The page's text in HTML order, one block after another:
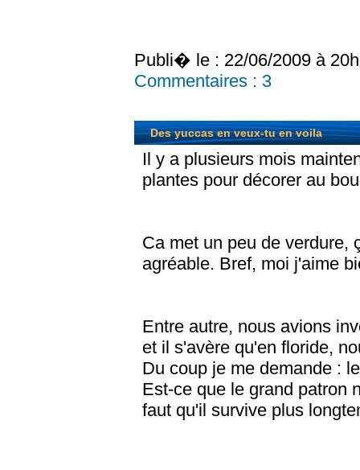
Publi� le : 22/06/2009 à
Commentaires : 3
Des yuccas en veux-tu en voila
Il y a plusieurs mois
plantes pour décorer au
Ca met un peu de verdure,
agréable. Bref, moi j'aime
Entre autre, nous avions
et il s'avère qu'en floride,
Du coup je me demande :
Est-ce que le grand patron
faut qu'il survive plus